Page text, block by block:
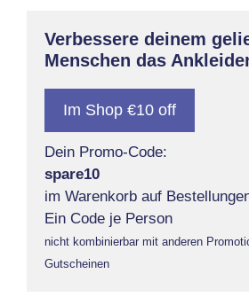
Verbessere deinem
Menschen das
Im Shop €10 off
Dein Promo-Code:
spare10
im Warenkorb auf
Ein Code je Person
nicht kombinierbar mit anderen
Gutscheinen